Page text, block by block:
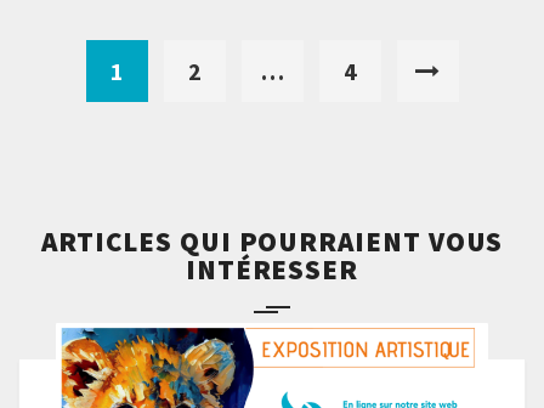
1 2 … 4
ARTICLES QUI POURRAIENT VOUS
INTÉRESSER